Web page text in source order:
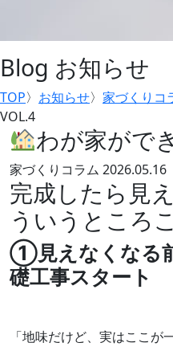
Blog お知らせ
TOP〉 お知らせ〉 家づくりコ
VOL.4
わが家がで
家づくりコラム 2026.05.16
完成したら見
ういうところ
①見えなくなる
礎工事スタート
「地味だけど、実はここが